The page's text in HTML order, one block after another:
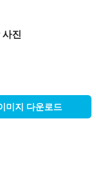
진
미지 다운로드